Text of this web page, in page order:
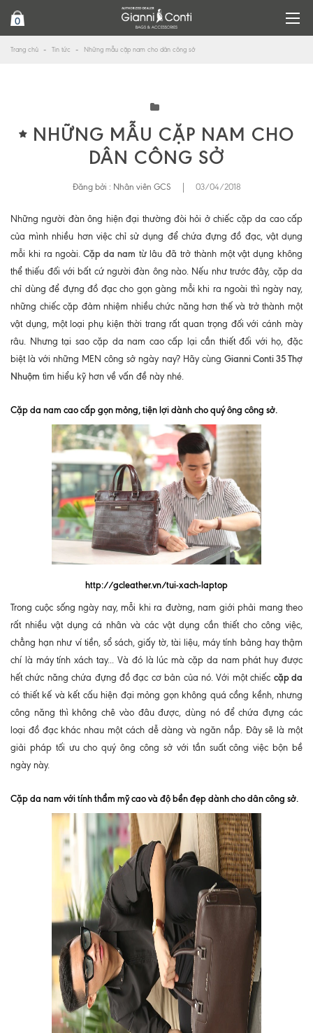
0
Trang chủ Tin tức Những mẫu cặp nam cho dân công sở
NHỮNG MẪU CẶP NAM CHO
DÂN CÔNG SỞ
Đăng bởi : Nhân viên GCS 03/04/2018
Những người đàn ông hiện đại thường đòi hỏi ở chiếc cặp da cao cấp
của mình nhiều hơn việc chỉ sử dụng để chứa đựng đồ đạc, vật dụng
mỗi khi ra ngoài. Cặp da nam từ lâu đã trở thành một vật dụng không
thể thiếu đối với bất cứ người đàn ông nào. Nếu như trước đây, cặp da
chỉ dùng để đựng đồ đạc cho gọn gàng mỗi khi ra ngoài thì ngày nay,
những chiếc cặp đảm nhiệm nhiều chức năng hơn thế và trở thành một
vật dụng, một loại phụ kiện thời trang rất quan trọng đối với cánh mày
râu. Nhưng tại sao cặp da nam cao cấp lại cần thiết đối với họ, đặc
biệt là với những MEN công sở ngày nay? Hãy cùng Gianni Conti 35 Thợ
Nhuộm tìm hiểu kỹ hơn về vấn đề này nhé.
Cặp da nam cao cấp gọn mỏng, tiện lợi dành cho quý ông công sở.
http://gcleather.vn/tui-xach-laptop
Trong cuộc sống ngày nay, mỗi khi ra đường, nam giới phải mang theo
rất nhiều vật dụng cá nhân và các vật dụng cần thiết cho công việc,
chẳng hạn như ví tiền, sổ sách, giấy tờ, tài liệu, máy tính bảng hay thậm
chí là máy tính xách tay... Và đó là lúc mà cặp da nam phát huy được
hết chức năng chứa đựng đồ đạc cơ bản của nó. Với một chiếc cặp da
có thiết kế và kết cấu hiện đại mỏng gọn không quá cồng kềnh, nhưng
công năng thì không chê vào đâu được, dùng nó để chứa đựng các
loại đồ đạc khác nhau một cách dễ dàng và ngăn nắp. Đây sẽ là một
giải pháp tối ưu cho quý ông công sở với tần suất công việc bộn bề
ngày này.
Cặp da nam với tính thẩm mỹ cao và độ bền đẹp dành cho dân công sở.